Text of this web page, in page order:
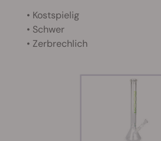
• Kostspielig
• Schwer
• Zerbrechlich